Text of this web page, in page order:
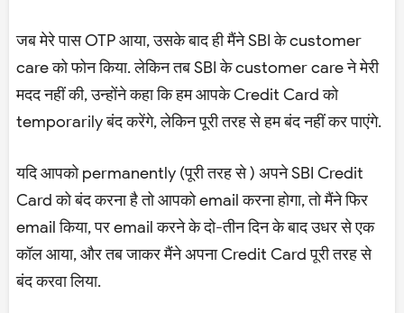
जब मेरे पास OTP आया, उसके बाद ही मैंने SBI के customer
care को फोन किया. लेकिन तब SBI के customer care ने मेरी
मदद नहीं की, उन्होंने कहा कि हम आपके Credit Card को
temporarily बंद करेंगे, लेकिन पूरी तरह से हम बंद नहीं कर पाएंगे.
यदि आपको permanently (पूरी तरह से ) अपने SBI Credit
Card को बंद करना है तो आपको email करना होगा, तो मैंने फिर
email किया, पर email करने के दो-तीन दिन के बाद उधर से एक
कॉल आया, और तब जाकर मैंने अपना Credit Card पूरी तरह से
बंद करवा लिया.